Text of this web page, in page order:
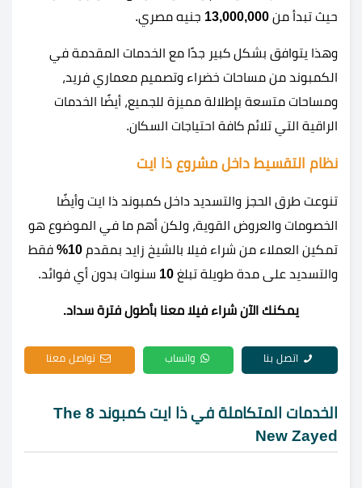
حيث تبدأ من 13,000,000 جنيه مصري.
وهذا يتوافق بشكل كبير جدًا مع الخدمات المقدمة في
الكمبوند من مساحات خضراء وتصميم معماري فريد،
ومساحات متسعة بإطلالة مميزة للجميع، أيضًا الخدمات
الراقية التي تلائم كافة احتياجات السكان.
نظام التقسيط داخل مشروع ذا ايت
تنوعت طرق الحجز والتسديد داخل كمبوند ذا ايت وأيضًا
الخصومات والعروض القوية، ولكن أهم ما في الموضوع هو
تمكين العملاء من شراء فيلا بالشيخ زايد بمقدم 10%
فقط
والتسديد على مدة طويلة تبلغ 10 سنوات بدون أي فوائد.
يمكنك الآن شراء فيلا معنا بأطول فترة سداد.
اتصل بنا واتساب تواصل معنا
الخدمات المتكاملة في ذا ايت كمبوند The 8
New Zayed